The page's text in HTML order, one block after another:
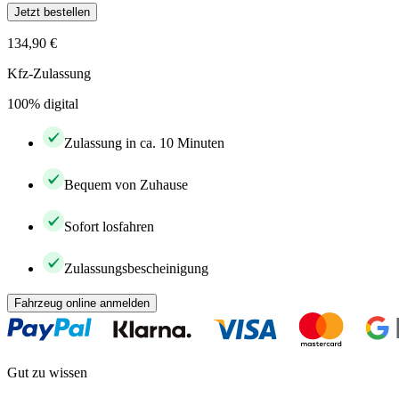
Jetzt bestellen
134,90 €
Kfz-Zulassung
100% digital
Zulassung in ca. 10 Minuten
Bequem von Zuhause
Sofort losfahren
Zulassungsbescheinigung
Fahrzeug online anmelden
Gut zu wissen